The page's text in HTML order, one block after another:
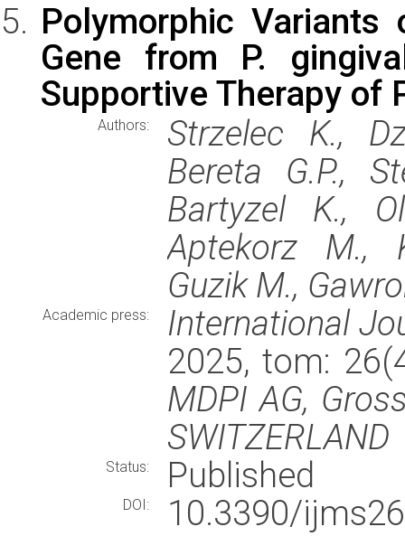
Polymorphic Variants
Gene from P.
Supportive Therapy of
Authors:
Strzelec K.,
Bereta G.P.,
Bartyzel K.,
Aptekorz M.,
Guzik M.,
Academic press:
International
2025, tom:
MDPI AG,
SWITZERLAND
Status: Published
DOI: 10.3390/